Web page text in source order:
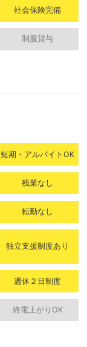
社会保険完備
制服貸与
短期・アルバイトOK
残業なし
転勤なし
独立支援制度あり
週休２日制度
終電上がりOK